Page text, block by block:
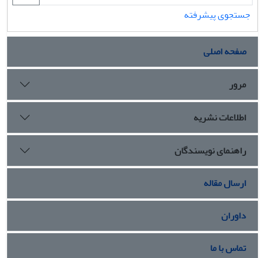
جستجوی پیشرفته
صفحه اصلی
مرور
اطلاعات نشریه
راهنمای نویسندگان
ارسال مقاله
داوران
تماس با ما